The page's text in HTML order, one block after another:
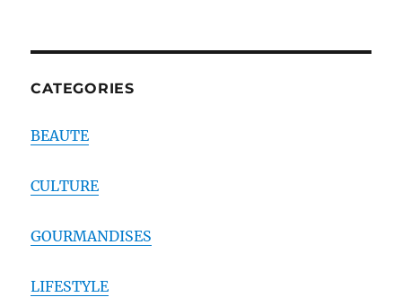
CATEGORIES
BEAUTE
CULTURE
GOURMANDISES
LIFESTYLE